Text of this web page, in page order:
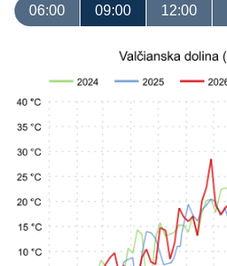
06:00 09:00 12:00